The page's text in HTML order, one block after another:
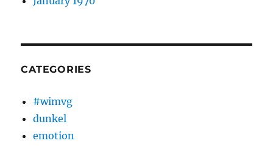
CATEGORIES
#wimvg
dunkel
emotion